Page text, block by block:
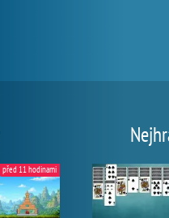
před 11 hodinami